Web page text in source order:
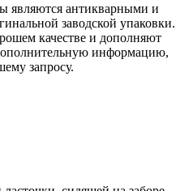
являются антикварными и
заводской упаковки.
качестве и дополняют
информацию,
запросу.